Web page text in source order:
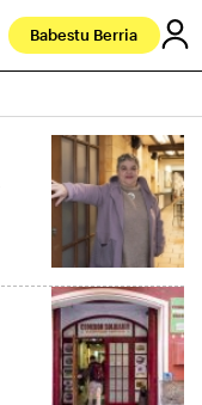
Babestu Berria